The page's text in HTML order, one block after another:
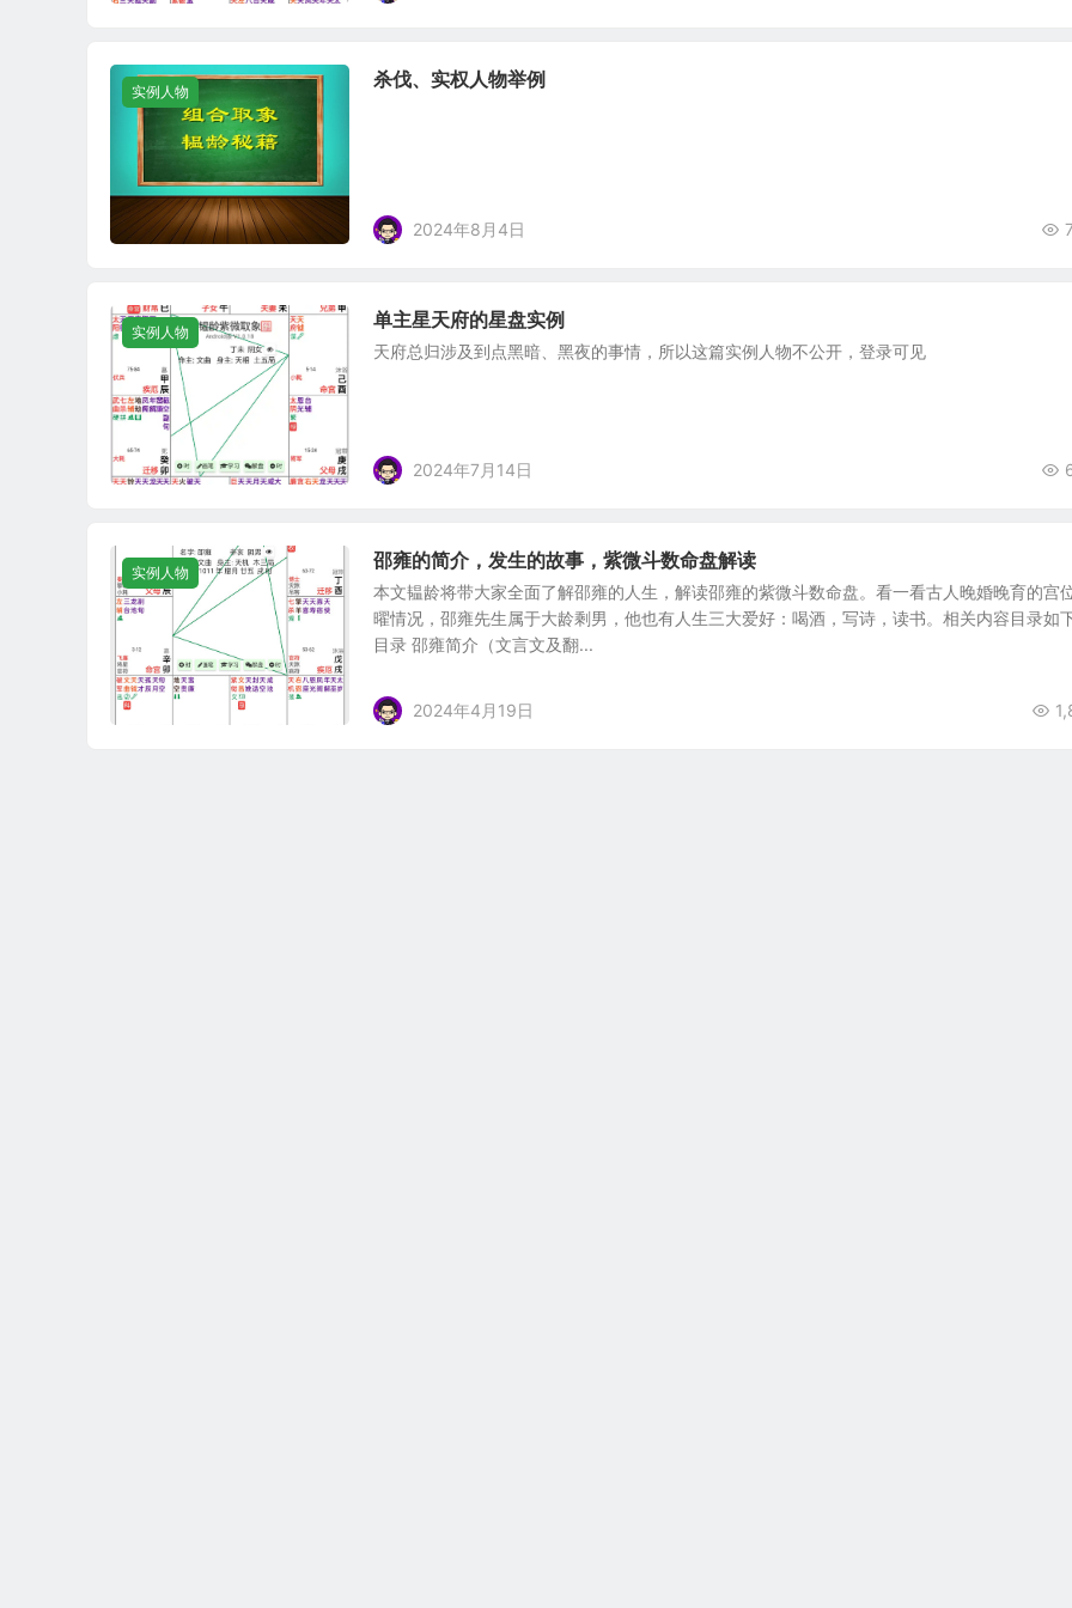
实例人物
杀伐、实权人物举例
2024年8月4日
实例人物
单主星天府的星盘实例
天府总归涉及到点黑暗、黑夜的事情，所以这篇实例人物不公开，登录可见
2024年7月14日
实例人物
邵雍的简介，发生的故事，紫微斗数命盘解读
本文韫龄将带大家全面了解邵雍的人生，解读邵雍的紫微斗数命盘。看一看古人晚婚晚育的宫
曜情况，邵雍先生属于大龄剩男，他也有人生三大爱好：喝酒，写诗，读书。相关内容目录如
目录 邵雍简介（文言文及翻...
2024年4月19日